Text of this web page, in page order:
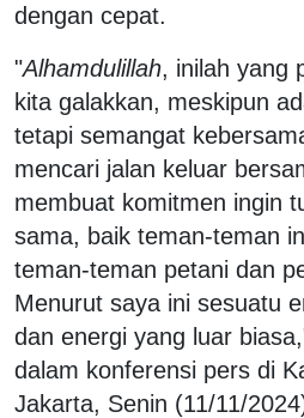
dengan cepat.
"Alhamdulillah, inilah yang
kita galakkan, meskipun
tetapi semangat
mencari jalan keluar
membuat komitmen ingin
sama, baik teman-teman
teman-teman petani dan
Menurut saya ini sesuatu
dan energi yang luar
dalam konferensi pers di
Jakarta, Senin (11/11/